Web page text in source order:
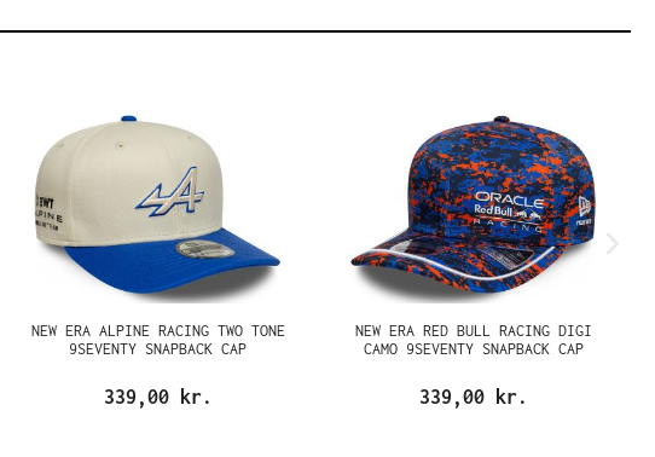
NEW ERA ALPINE RACING TWO TONE
9SEVENTY SNAPBACK CAP
339,00 kr.
NEW ERA RED BULL RACING DIGI
CAMO 9SEVENTY SNAPBACK CAP
339,00 kr.